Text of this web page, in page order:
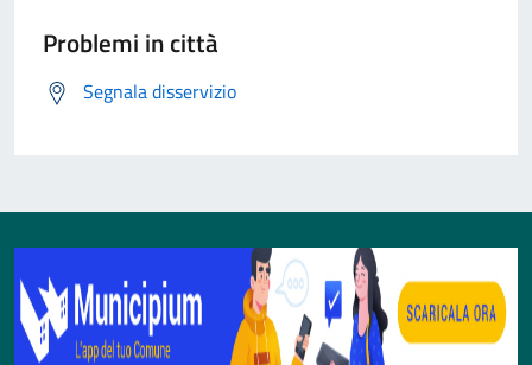
Problemi in città
Segnala disservizio